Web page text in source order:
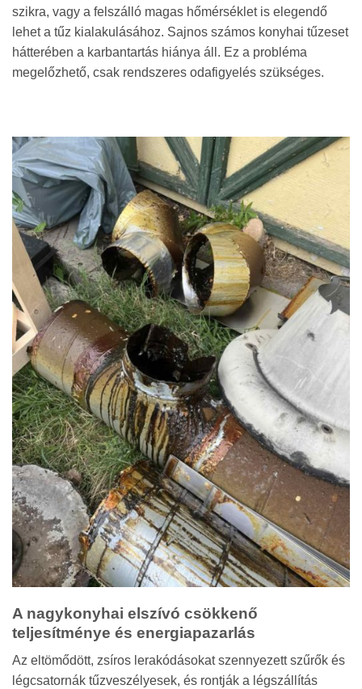
szikra, vagy a felszálló magas hőmérséklet is elegendő
lehet a tűz kialakulásához. Sajnos számos konyhai tűzeset
hátterében a karbantartás hiánya áll. Ez a probléma
megelőzhető, csak rendszeres odafigyelés szükséges.
A nagykonyhai elszívó csökkenő
teljesítménye és energiapazarlás
Az eltömődött, zsíros lerakódásokat szennyezett szűrők és
légcsatornák tűzveszélyesek, és rontják a légszállítás